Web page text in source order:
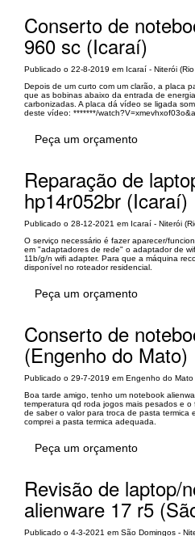
Conserto de
960 sc (Icaraí)
Publicado o 22-8-2019 em Icaraí - Niterói
Depois de um curto com um clarão, a placa
que as bobinas abaixo da entrada de
carbonizadas. A placa dá vídeo se ligada
deste vídeo: *******/
Peça um orçamento
Reparação de
hp14r052br (Icaraí)
Publicado o 28-12-2021 em Icaraí - Niterói
O serviço necessário é fazer aparecer/
em "adaptadores de rede" o adaptador de
11b/g/n wifi adapter. Para que a máquina
disponível no roteador residencial.
Peça um orçamento
Conserto de
(Engenho do Mato)
Publicado o 29-7-2019 em Engenho do Mato
Boa tarde amigo, tenho um notebook
temperatura qd roda jogos mais pesados e
de saber o valor para troca de pasta termica
comprei a pasta termica adequada.
Peça um orçamento
Revisão de laptop/
alienware 17 r5
Publicado o 4-3-2021 em São Domingos -